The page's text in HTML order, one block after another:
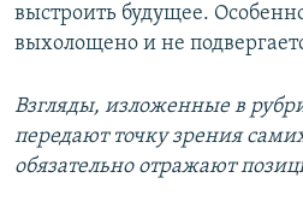
выстроить будущее.
выхолощено и не
Взгляды, изложенные в
передают точку зрения
обязательно отражают